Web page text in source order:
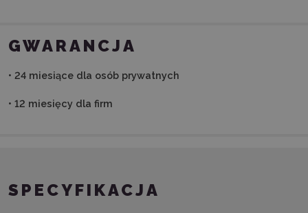
GWARANCJA
• 24 miesiące dla osób prywatnych
• 12 miesięcy dla firm
SPECYFIKACJA